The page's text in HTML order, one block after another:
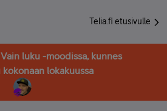
Telia.fi etusivulle
luku -moodissa, kunnes
lokakuussa